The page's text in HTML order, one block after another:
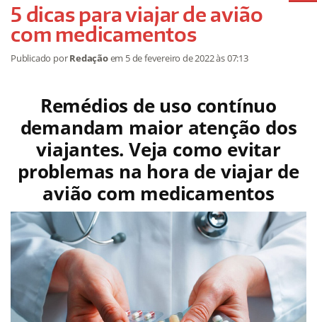
5 dicas para viajar de avião
com medicamentos
Publicado porRedaçãoem 5 de fevereiro de 2022às 07:13
Remédios de uso contínuo
demandam maior atenção dos
viajantes. Veja como evitar
problemas na hora de viajar de
avião com medicamentos